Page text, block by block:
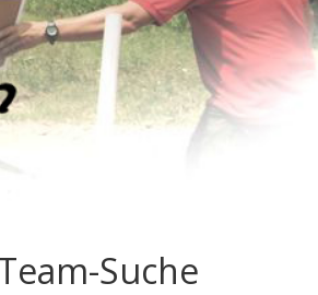
Suche